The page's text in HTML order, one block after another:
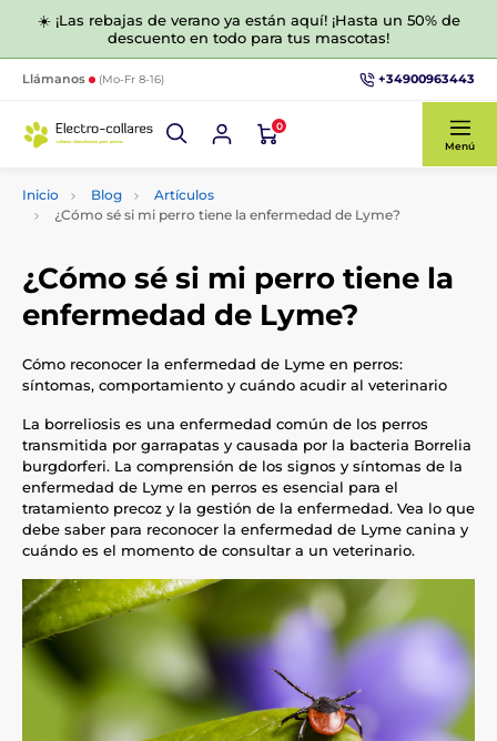
☀️ ¡Las rebajas de verano ya están aquí! ¡Hasta un 50% de
descuento en todo para tus mascotas!
Llámanos (Mo-Fr 8-16) +34900963443
0
Menú
Inicio Blog
Artículos
¿Cómo sé si mi perro tiene la enfermedad de Lyme?
¿Cómo sé si mi perro tiene la
enfermedad de Lyme?
Cómo reconocer la enfermedad de Lyme en perros:
síntomas, comportamiento y cuándo acudir al veterinario
La borreliosis es una enfermedad común de los perros
transmitida por garrapatas y causada por la bacteria Borrelia
burgdorferi. La comprensión de los signos y síntomas de la
enfermedad de Lyme en perros es esencial para el
tratamiento precoz y la gestión de la enfermedad. Vea lo que
debe saber para reconocer la enfermedad de Lyme canina y
cuándo es el momento de consultar a un veterinario.